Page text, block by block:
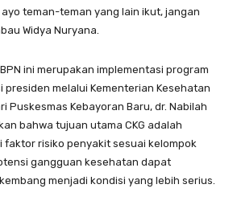
teman-teman yang lain ikut, jangan
Widya Nuryana.
ini merupakan implementasi program
presiden melalui Kementerian Kesehatan
Puskesmas Kebayoran Baru, dr. Nabilah
bahwa tujuan utama CKG adalah
faktor risiko penyakit sesuai kelompok
gangguan kesehatan dapat
menjadi kondisi yang lebih serius.